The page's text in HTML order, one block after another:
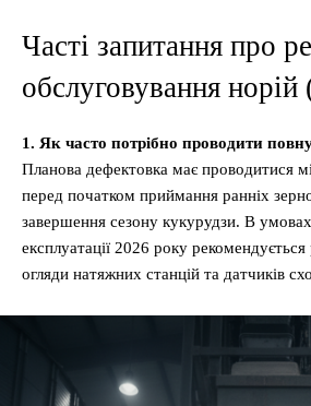
Часті запитання про
обслуговування
1. Як часто потрібно проводити
Планова дефектовка має проводитися
перед початком приймання ранніх
завершення сезону кукурудзи. В умовах
експлуатації 2026 року
огляди натяжних станцій та датчиків